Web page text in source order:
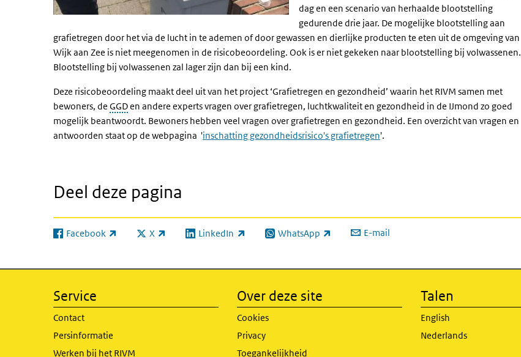
dag en een scenario van herhaalde blootstelling
gedurende drie jaar. De mogelijke blootstelling aan
grafietregen door het via de lucht in te ademen of door gewassen en dierlijke producten te eten uit de omgeving van
Wijk aan Zee is niet meegenomen in de risicobeoordeling. Ook is er niet gekeken naar blootstelling bij volwassenen.
Blootstelling bij volwassenen zal lager zijn dan bij een kind.
Deze risicobeoordeling maakt deel uit van het project ‘Grafietregen en gezondheid’ waarin het RIVM samen met
bewoners, de GGDen andere experts vragen over grafietregen, luchtkwaliteit en gezondheid in de IJmond zo goed
mogelijk beantwoordt. Bewoners hebben veel vragen over grafietregen en gezondheid. Een overzicht van vragen en
antwoorden staat op de webpagina 'inschatting gezondheidsrisico's grafietregen'.
Deel deze pagina
Facebook
(externe link) X
(externe link) LinkedIn
(externe link) WhatsApp
(externe link) E-mail
Service
Contact
Persinformatie
Werken bij het RIVM
Over deze site
Cookies
Privacy
Toegankelijkheid
Talen
English
Nederlands